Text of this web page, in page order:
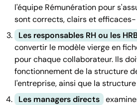
l'équipe Rémunération pour
sont corrects, clairs et efficaces-
Les responsables RH ou les
convertir le modèle vierge en
pour chaque collaborateur. Ils
fonctionnement de la structure
l'entreprise, ainsi que la
Les managers directs